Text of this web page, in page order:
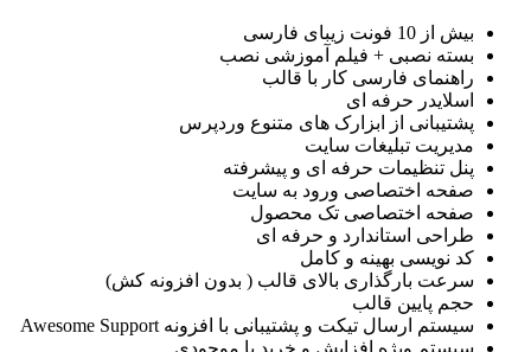
بیش از 10 فونت زیبای فارسی
بسته نصبی + فیلم آموزشی نصب
راهنمای فارسی کار با قالب
اسلایدر حرفه ای
پشتیبانی از ابزارک های متنوع وردپرس
مدیریت تبلیغات سایت
پنل تنظیمات حرفه ای و پیشرفته
صفحه اختصاصی ورود به سایت
صفحه اختصاصی تک محصول
طراحی استاندارد و حرفه ای
کد نویسی بهینه و کامل
سرعت بارگذاری بالای قالب ( بدون افزونه کش)
حجم پایین قالب
سیستم ارسال تیکت و پشتیبانی با افزونه Awesome Support